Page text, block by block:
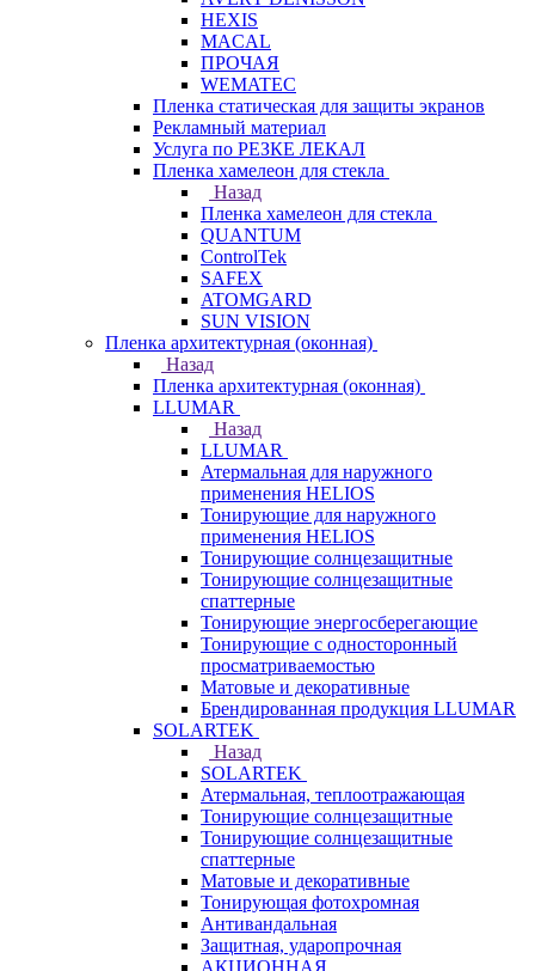
HEXIS
MACAL
ПРОЧАЯ
WEMATEC
Пленка статическая для защиты экранов
Рекламный материал
Услуга по РЕЗКЕ ЛЕКАЛ
Пленка хамелеон для стекла
Назад
Пленка хамелеон для стекла
QUANTUM
ControlTek
SAFEX
ATOMGARD
SUN VISION
Пленка архитектурная (оконная)
Назад
Пленка архитектурная (оконная)
LLUMAR
Назад
LLUMAR
Атермальная для наружного
применения HELIOS
Тонирующие для наружного
применения HELIOS
Тонирующие солнцезащитные
Тонирующие солнцезащитные
спаттерные
Тонирующие энергосберегающие
Тонирующие с односторонный
просматриваемостью
Матовые и декоративные
Брендированная продукция LLUMAR
SOLARTEK
Назад
SOLARTEK
Атермальная, теплоотражающая
Тонирующие солнцезащитные
Тонирующие солнцезащитные
спаттерные
Матовые и декоративные
Тонирующая фотохромная
Антивандальная
Защитная, ударопрочная
АКЦИОННАЯ